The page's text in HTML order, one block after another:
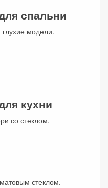
спальни
модели.
кухни
со стеклом.
стеклом.